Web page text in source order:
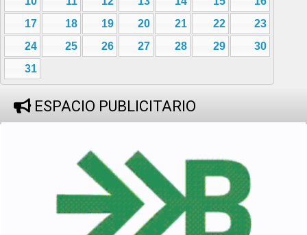
17
18 19 20 21 22
23
24
25 26 27 28 29
30
31
ESPACIO PUBLICITARIO